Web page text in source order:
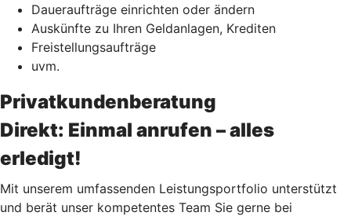
Daueraufträge einrichten oder ändern
Auskünfte zu Ihren Geldanlagen, Krediten
Freistellungsaufträge
uvm.
Privatkundenberatung
Direkt: Einmal anrufen – alles
erledigt!
Mit unserem umfassenden Leistungsportfolio unterstützt
und berät unser kompetentes Team Sie gerne bei